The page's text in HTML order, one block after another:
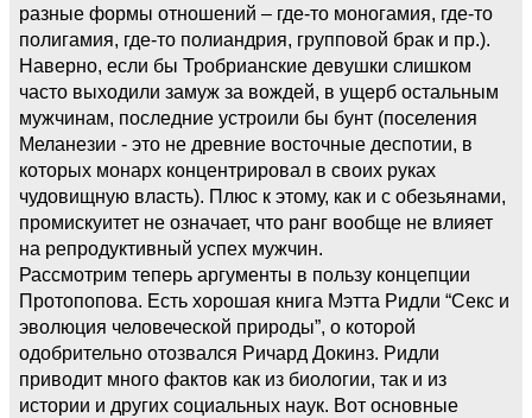
разные формы отношений – где-то моногамия, где-то
полигамия, где-то полиандрия, групповой брак и пр.).
Наверно, если бы Тробрианские девушки слишком
часто выходили замуж за вождей, в ущерб остальным
мужчинам, последние устроили бы бунт (поселения
Меланезии - это не древние восточные деспотии, в
которых монарх концентрировал в своих руках
чудовищную власть). Плюс к этому, как и с обезьянами,
промискуитет не означает, что ранг вообще не влияет
на репродуктивный успех мужчин.
Рассмотрим теперь аргументы в пользу концепции
Протопопова. Есть хорошая книга Мэтта Ридли “Секс и
эволюция человеческой природы”, о которой
одобрительно отозвался Ричард Докинз. Ридли
приводит много фактов как из биологии, так и из
истории и других социальных наук. Вот основные